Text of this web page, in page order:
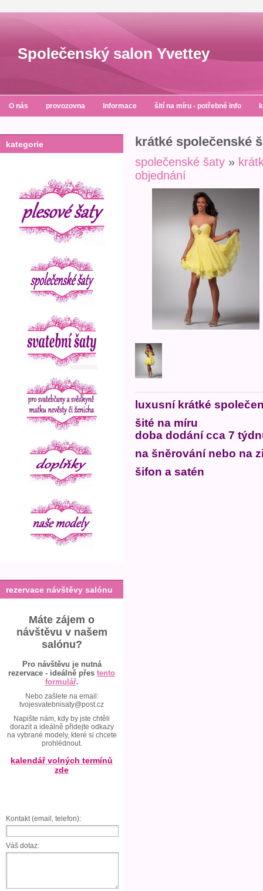
Společenský salon Yvettey
O nás provozovna Informace šití na míru - potřebné info
kategorie
rezervace návštěvy salónu
Máte zájem o
návštěvu v našem
salónu?
Pro návštěvu je nutná
rezervace - ideálně přes tento
formulář.
Nebo zašlete na email:
tvojesvatebnisaty@post.cz
Napište nám, kdy by jste chtěli
dorazit a ideálně přidejte odkazy
na vybrané modely, které si chcete
prohlédnout.
kalendář volných termínů
zde
Kontakt (email, telefon):
Váš dotaz:
krátké společenské
společenské šaty »
objednání
luxusní krátké
šité na míru
doba dodání cca 7
na šněrování nebo na
šifon a satén